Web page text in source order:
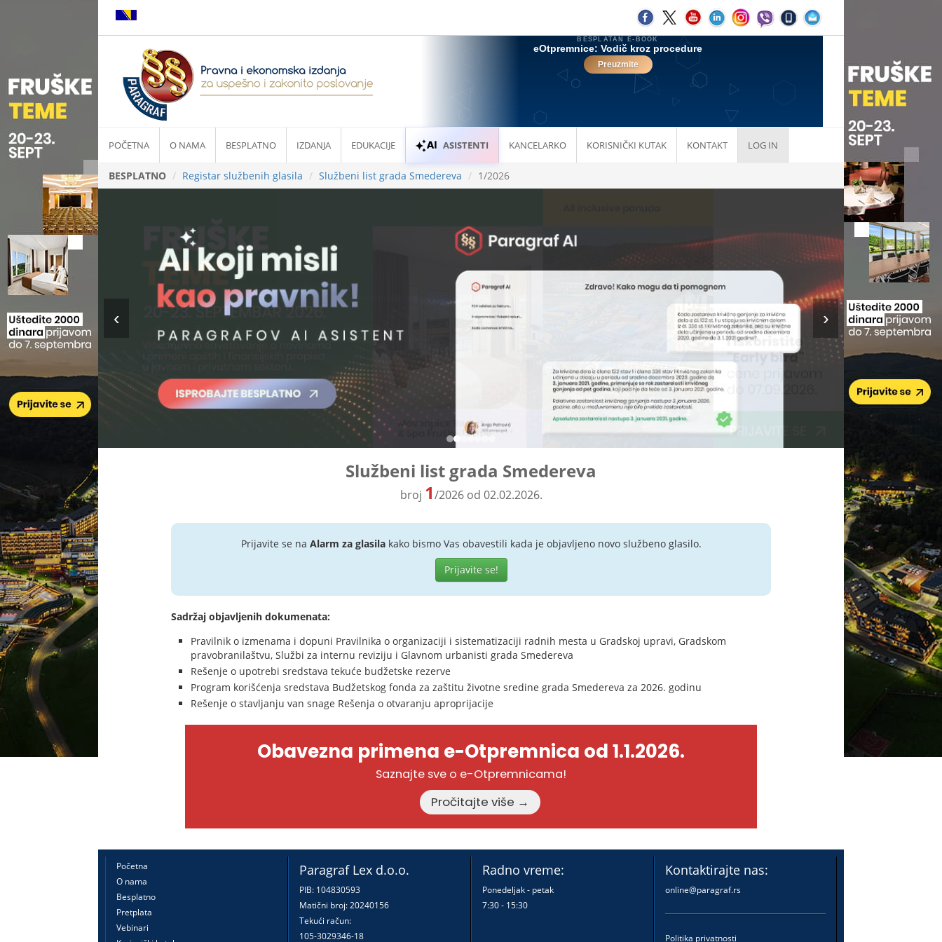
POČETNA O NAMA BESPLATNO IZDANJA EDUKACIJE ASISTENTI KANCELARKO KORISNIČKI KUTAK KONTAKT LOG IN
BESPLATNO Registar službenih glasila Službeni list grada Smedereva 1/2026
Službeni list grada Smedereva
broj 1/2026 od 02.02.2026.
Prijavite se na Alarm za glasilakako bismo Vas obavestili kada je objavljeno novo službeno glasilo.
Prijavite se!
Sadržaj objavljenih dokumenata:
Pravilnik o izmenama i dopuni Pravilnika o organizaciji i sistematizaciji radnih mesta u Gradskoj upravi, Gradskom
pravobranilaštvu, Službi za internu reviziju i Glavnom urbanisti grada Smedereva
Rešenje o upotrebi sredstava tekuće budžetske rezerve
Program korišćenja sredstava Budžetskog fonda za zaštitu životne sredine grada Smedereva za 2026. godinu
Rešenje o stavljanju van snage Rešenja o otvaranju aproprijacije
Obavezna primena e-Otpremnica od 1.1.2026.
Saznajte sve o e-Otpremnicama!
Pročitajte više →
Početna
O nama
Besplatno
Pretplata
Vebinari
Paragraf Lex d.o.o.
PIB: 104830593
Matični broj: 20240156
Tekući račun:
105-3029346-18
Radno vreme:
Ponedeljak - petak
7:30 - 15:30
Kontaktirajte nas:
online@paragraf.rs
Politika privatnosti